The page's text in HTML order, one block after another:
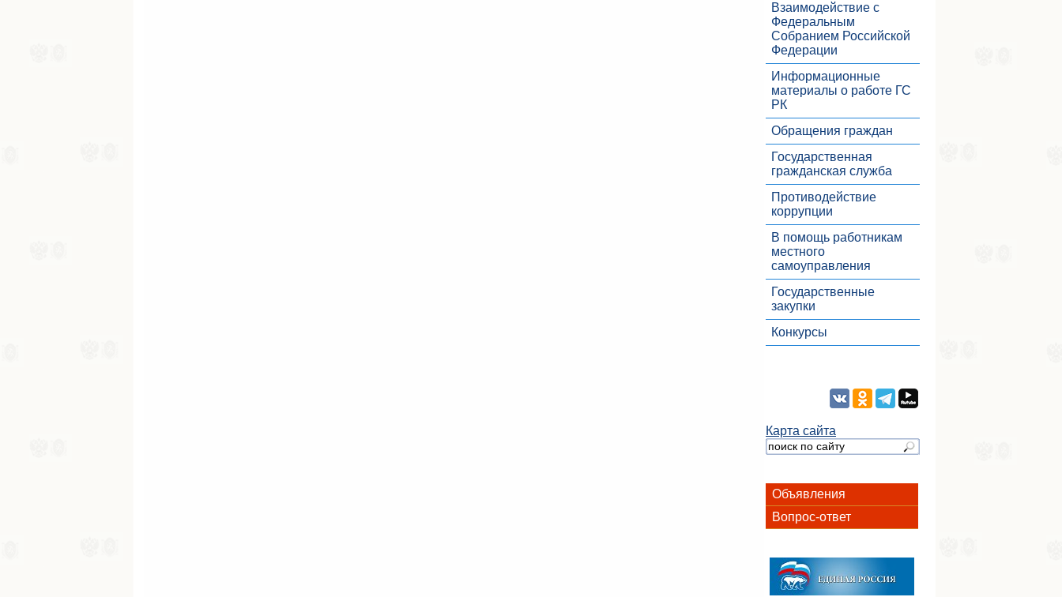
Взаимодействие с
Федеральным
Собранием Российской
Федерации
Информационные
материалы о работе ГС
РК
Обращения граждан
Государственная
гражданская служба
Противодействие
коррупции
В помощь работникам
местного
самоуправления
Государственные
закупки
Конкурсы
Карта сайта
Объявления
Вопрос-ответ